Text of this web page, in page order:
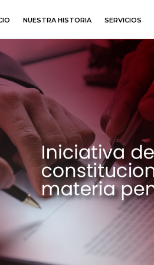
NUESTRA HISTORIA SERVICIOS